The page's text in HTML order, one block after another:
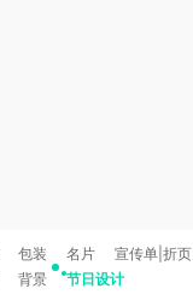
包装 名片 宣传单|折页
背景 节日设计